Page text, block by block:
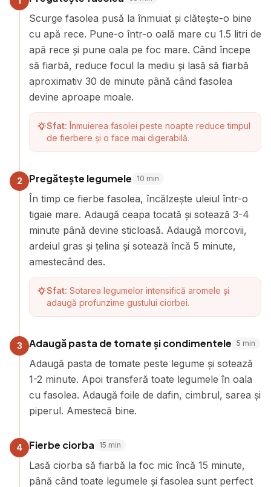
Scurge fasolea pusă la înmuiat și clătește-o bine
cu apă rece. Pune-o într-o oală mare cu 1.5 litri de
apă rece și pune oala pe foc mare. Când începe
să fiarbă, reduce focul la mediu și lasă să fiarbă
aproximativ 30 de minute până când fasolea
devine aproape moale.
Sfat: Înmuierea fasolei peste noapte reduce timpul
de fierbere și o face mai digerabilă.
2 Pregătește legumele 10 min
În timp ce fierbe fasolea, încălzește uleiul într-o
tigaie mare. Adaugă ceapa tocată și sotează 3-4
minute până devine sticloasă. Adaugă morcovii,
ardeiul gras și țelina și sotează încă 5 minute,
amestecând des.
Sfat: Sotarea legumelor intensifică aromele și
adaugă profunzime gustului ciorbei.
3 Adaugă pasta de tomate și condimentele 5 min
Adaugă pasta de tomate peste legume și sotează
1-2 minute. Apoi transferă toate legumele în oala
cu fasolea. Adaugă foile de dafin, cimbrul, sarea și
piperul. Amestecă bine.
4 Fierbe ciorba 15 min
Lasă ciorba să fiarbă la foc mic încă 15 minute,
până când toate legumele și fasolea sunt perfect